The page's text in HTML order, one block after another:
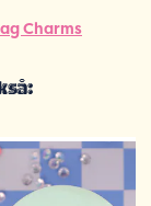
Charms